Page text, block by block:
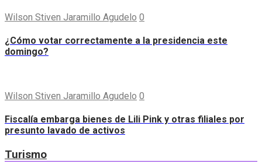
Wilson Stiven Jaramillo Agudelo 0
¿Cómo votar correctamente a la presidencia este
domingo?
Wilson Stiven Jaramillo Agudelo 0
Fiscalía embarga bienes de Lili Pink y otras filiales por
presunto lavado de activos
Turismo